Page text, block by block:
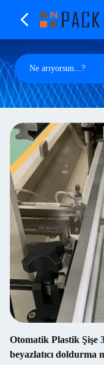
Otomatik Plastik Şişe
beyazlatıcı doldurma